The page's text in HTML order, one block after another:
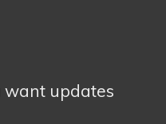
updates